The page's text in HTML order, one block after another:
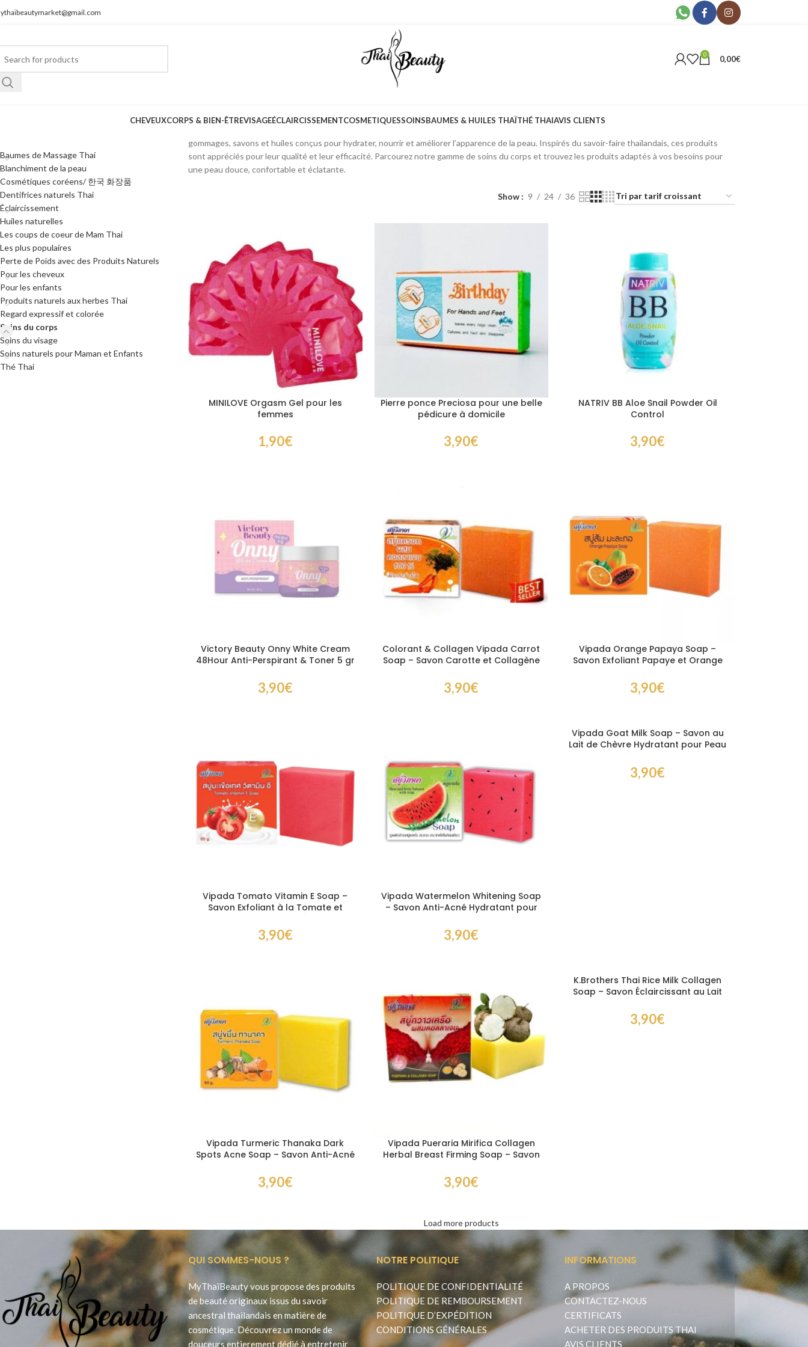
0 0,00€
CHEVEUXCORPS & BIEN-ÊTREVISAGEÉCLAIRCISSEMENTCOSMETIQUESSOINSBAUMES & HUILES THAÏTHÉ THAIAVIS CLIENTS
Baumes de Massage Thai
Blanchiment de la peau
Cosmétiques coréens/ 한국 화장품
Dentifrices naturels Thai
Éclaircissement
Huiles naturelles
Les coups de coeur de Mam Thai
Les plus populaires
Perte de Poids avec des Produits Naturels
Pour les cheveux
Pour les enfants
Produits naturels aux herbes Thai
Regard expressif et colorée
Soins du corps
Soins du visage
Soins naturels pour Maman et Enfants
Thé Thai
gommages, savons et huiles conçus pour hydrater, nourrir et améliorer l’apparence de la peau. Inspirés du savoir-faire thaïlandais, ces produits
sont appréciés pour leur qualité et leur efficacité. Parcourez notre gamme de soins du corps et trouvez les produits adaptés à vos besoins pour
une peau douce, confortable et éclatante.
Show 9 24 36
MINILOVE Orgasm Gel pour les
femmes
1,90€
Pierre ponce Preciosa pour une belle
pédicure à domicile
3,90€
NATRIV BB Aloe Snail Powder Oil
Control
3,90€
Victory Beauty Onny White Cream
48Hour Anti-Perspirant & Toner 5 gr
transpirante pour aisselles
3,90€
Colorant & Collagen Vipada Carrot
Soap – Savon Carotte et Collagène
3,90€
Vipada Orange Papaya Soap –
Savon Exfoliant Papaye et Orange
3,90€
Vipada Tomato Vitamin E Soap –
Savon Exfoliant à la Tomate et
3,90€
Vipada Watermelon Whitening Soap
– Savon Anti-Acné Hydratant pour
3,90€
Vipada Goat Milk Soap – Savon au
Lait de Chèvre Hydratant pour Peau
3,90€
Vipada Turmeric Thanaka Dark
Spots Acne Soap – Savon Anti-Acné
3,90€
Vipada Pueraria Mirifica Collagen
Herbal Breast Firming Soap – Savon
3,90€
K.Brothers Thai Rice Milk Collagen
Soap – Savon Éclaircissant au Lait
3,90€
Load more products
QUI SOMMES-NOUS ?
MyThaïBeauty vous propose des produits
de beauté originaux issus du savoir
ancestral thailandais en matière de
cosmétique. Découvrez un monde de
douceurs entierement dédié à entretenir
NOTRE POLITIQUE
POLITIQUE DE CONFIDENTIALITÉ
POLITIQUE DE REMBOURSEMENT
POLITIQUE D’EXPÉDITION
CONDITIONS GÉNÉRALES
INFORMATIONS
A PROPOS
CONTACTEZ-NOUS
CERTIFICATS
ACHETER DES PRODUITS THAI
AVIS CLIENTS